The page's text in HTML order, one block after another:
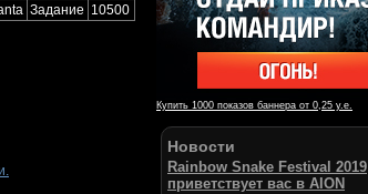
Задание 10500
Купить 1000 показов баннера от 0,25 у.е.
Новости
Rainbow Snake Festival 2019
приветствует вас в AION